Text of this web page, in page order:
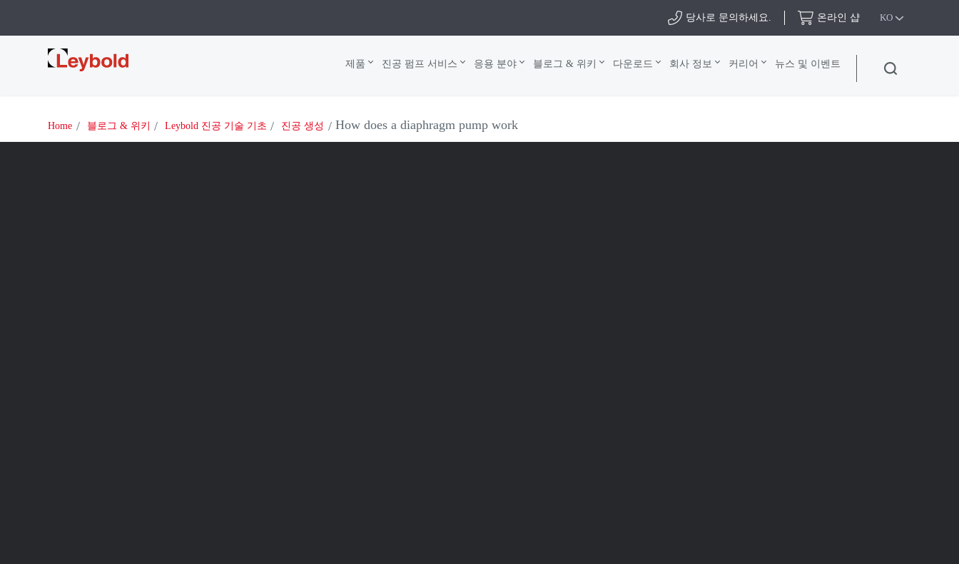
당사로 문의하세요. 온라인 샵 KO
Leybold
제품 진공 펌프 서비스 응용 분야 블로그 & 위키 다운로드 회사 정보 커리어 뉴스 및 이벤트
Home 블로그 & 위키 Leybold 진공 기술 기초 진공 생성 How does a diaphragm pump work